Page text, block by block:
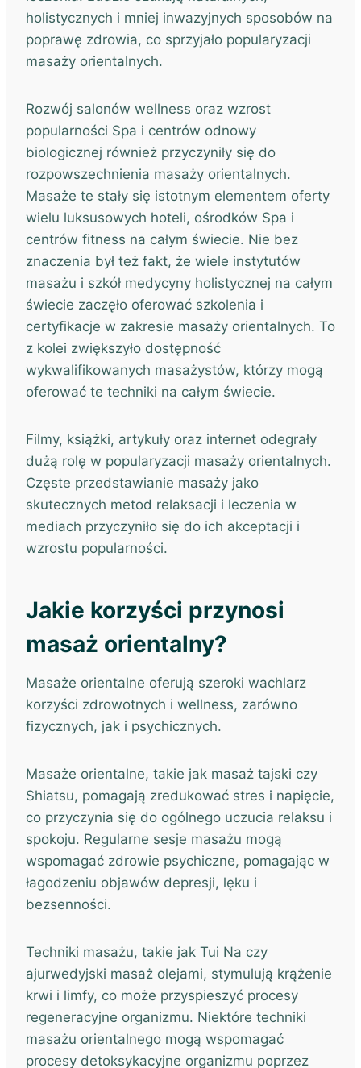
holistycznych i mniej inwazyjnych sposobów na
poprawę zdrowia, co sprzyjało popularyzacji
masaży orientalnych.
Rozwój salonów wellness oraz wzrost
popularności Spa i centrów odnowy
biologicznej również przyczyniły się do
rozpowszechnienia masaży orientalnych.
Masaże te stały się istotnym elementem oferty
wielu luksusowych hoteli, ośrodków Spa i
centrów fitness na całym świecie. Nie bez
znaczenia był też fakt, że wiele instytutów
masażu i szkół medycyny holistycznej na całym
świecie zaczęło oferować szkolenia i
certyfikacje w zakresie masaży orientalnych. To
z kolei zwiększyło dostępność
wykwalifikowanych masażystów, którzy mogą
oferować te techniki na całym świecie.
Filmy, książki, artykuły oraz internet odegrały
dużą rolę w popularyzacji masaży orientalnych.
Częste przedstawianie masaży jako
skutecznych metod relaksacji i leczenia w
mediach przyczyniło się do ich akceptacji i
wzrostu popularności.
Jakie korzyści przynosi
masaż orientalny?
Masaże orientalne oferują szeroki wachlarz
korzyści zdrowotnych i wellness, zarówno
fizycznych, jak i psychicznych.
Masaże orientalne, takie jak masaż tajski czy
Shiatsu, pomagają zredukować stres i napięcie,
co przyczynia się do ogólnego uczucia relaksu i
spokoju. Regularne sesje masażu mogą
wspomagać zdrowie psychiczne, pomagając w
łagodzeniu objawów depresji, lęku i
bezsenności.
Techniki masażu, takie jak Tui Na czy
ajurwedyjski masaż olejami, stymulują krążenie
krwi i limfy, co może przyspieszyć procesy
regeneracyjne organizmu. Niektóre techniki
masażu orientalnego mogą wspomagać
procesy detoksykacyjne organizmu poprzez